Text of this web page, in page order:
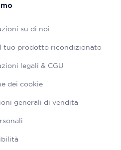
su di noi
tuo prodotto ricondizionato
legali & CGU
dei cookie
generali di vendita